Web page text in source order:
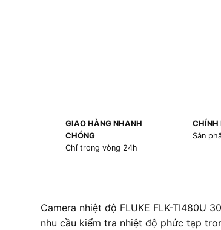
GIAO HÀNG NHANH
CHÓNG
Chỉ trong vòng 24h
CHÍNH
Sản
Camera nhiệt độ FLUKE FLK-TI480U
nhu cầu kiểm tra nhiệt độ phức tạp